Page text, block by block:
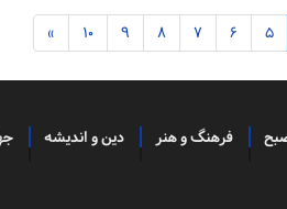
5
6
7
8
9
10
»
فرهنگ و هنر دین و اندیشه